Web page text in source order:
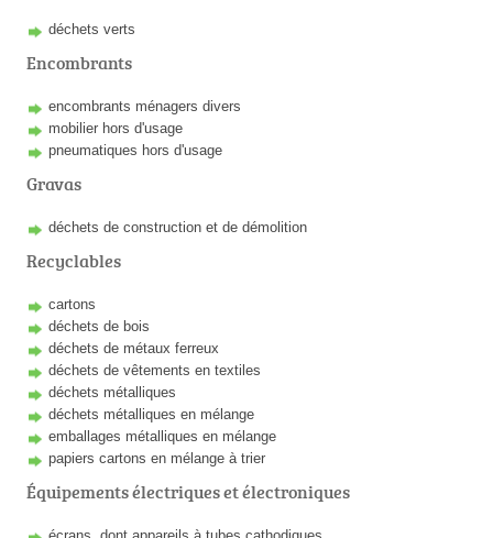
déchets verts
Encombrants
encombrants ménagers divers
mobilier hors d'usage
pneumatiques hors d'usage
Gravas
déchets de construction et de démolition
Recyclables
cartons
déchets de bois
déchets de métaux ferreux
déchets de vêtements en textiles
déchets métalliques
déchets métalliques en mélange
emballages métalliques en mélange
papiers cartons en mélange à trier
Équipements électriques et électroniques